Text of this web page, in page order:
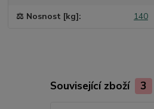
⚖️ Nosnost [kg] 140
Související zboží 3